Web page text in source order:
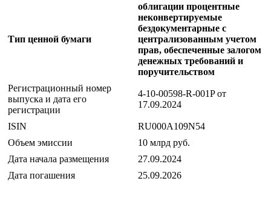
Тип ценной бумаги
облигации процентные
неконвертируемые
бездокументарные с
централизованным учетом
прав, обеспеченные залогом
денежных требований и
поручительством
Регистрационный номер
выпуска и дата его
регистрации
4-10-00598-R-001P от
17.09.2024
ISIN
RU000A109N54
Объем эмиссии
10 млрд руб.
Дата начала размещения
27.09.2024
Дата погашения
25.09.2026